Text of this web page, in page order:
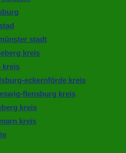
stadt
kreis
kreis
eckernförde kreis
flensburg kreis
kreis
kreis